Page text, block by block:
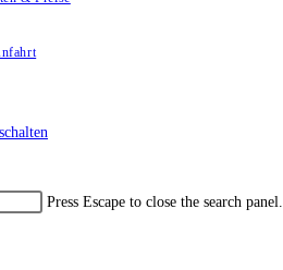
Press Escape to close the search panel.